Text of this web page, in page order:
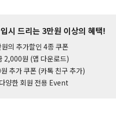
시 드리는 3만원 이상의 혜택!
원의 추가할인 4종 쿠폰
2,000원 (앱 다운로드)
추가 쿠폰 (카톡 친구 추가)
양한 회원 전용 Event